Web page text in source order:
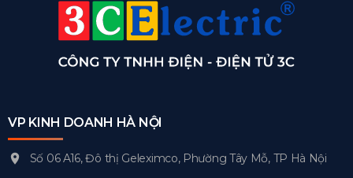
VP KINH DOANH HÀ NỘI
Số 06 A16, Đô thị Geleximco, Phường Tây Mỗ, TP Hà Nội